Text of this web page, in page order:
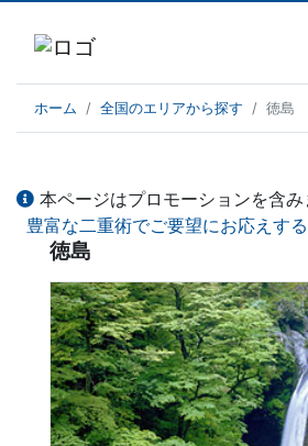
ホーム 全国のエリアから探す 徳島
本ページはプロモーションを含み
豊富な二重術でご要望にお応えす
徳島